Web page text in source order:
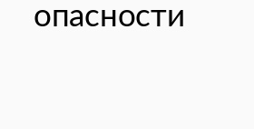
опасности